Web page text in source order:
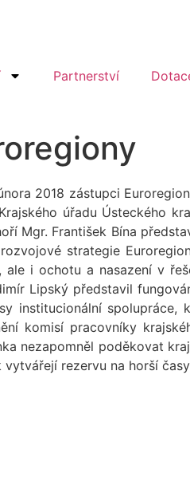
Partnerství
2018 zástupci
úřadu Ústeckého
Mgr. František Bína
strategie
i ochotu a nasazení v
Lipský představil
institucionální
komisí pracovníky
nezapomněl poděkovat
rezervu na horší